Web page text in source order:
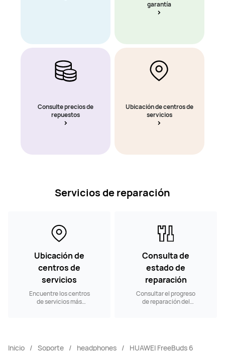
garantía
Consulte precios de
repuestos
Ubicación de centros de
servicios
Servicios de reparación
Ubicación de
centros de
servicios
Encuentre los centros
de servicios más
Consulta de
estado de
reparación
Consultar el progreso
de reparación del
Inicio Soporte headphones HUAWEI FreeBuds 6